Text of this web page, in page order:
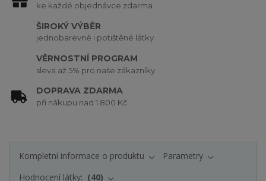
ke každé objednávce zdarma
ŠIROKÝ VÝBĚR
jednobarevné i potištěné látky
VĚRNOSTNÍ PROGRAM
sleva až 5% pro naše zákazníky
DOPRAVA ZDARMA
při nákupu nad 1 800 Kč
Kompletní informace o produktu
Parametry
Hodnocení látky:
40